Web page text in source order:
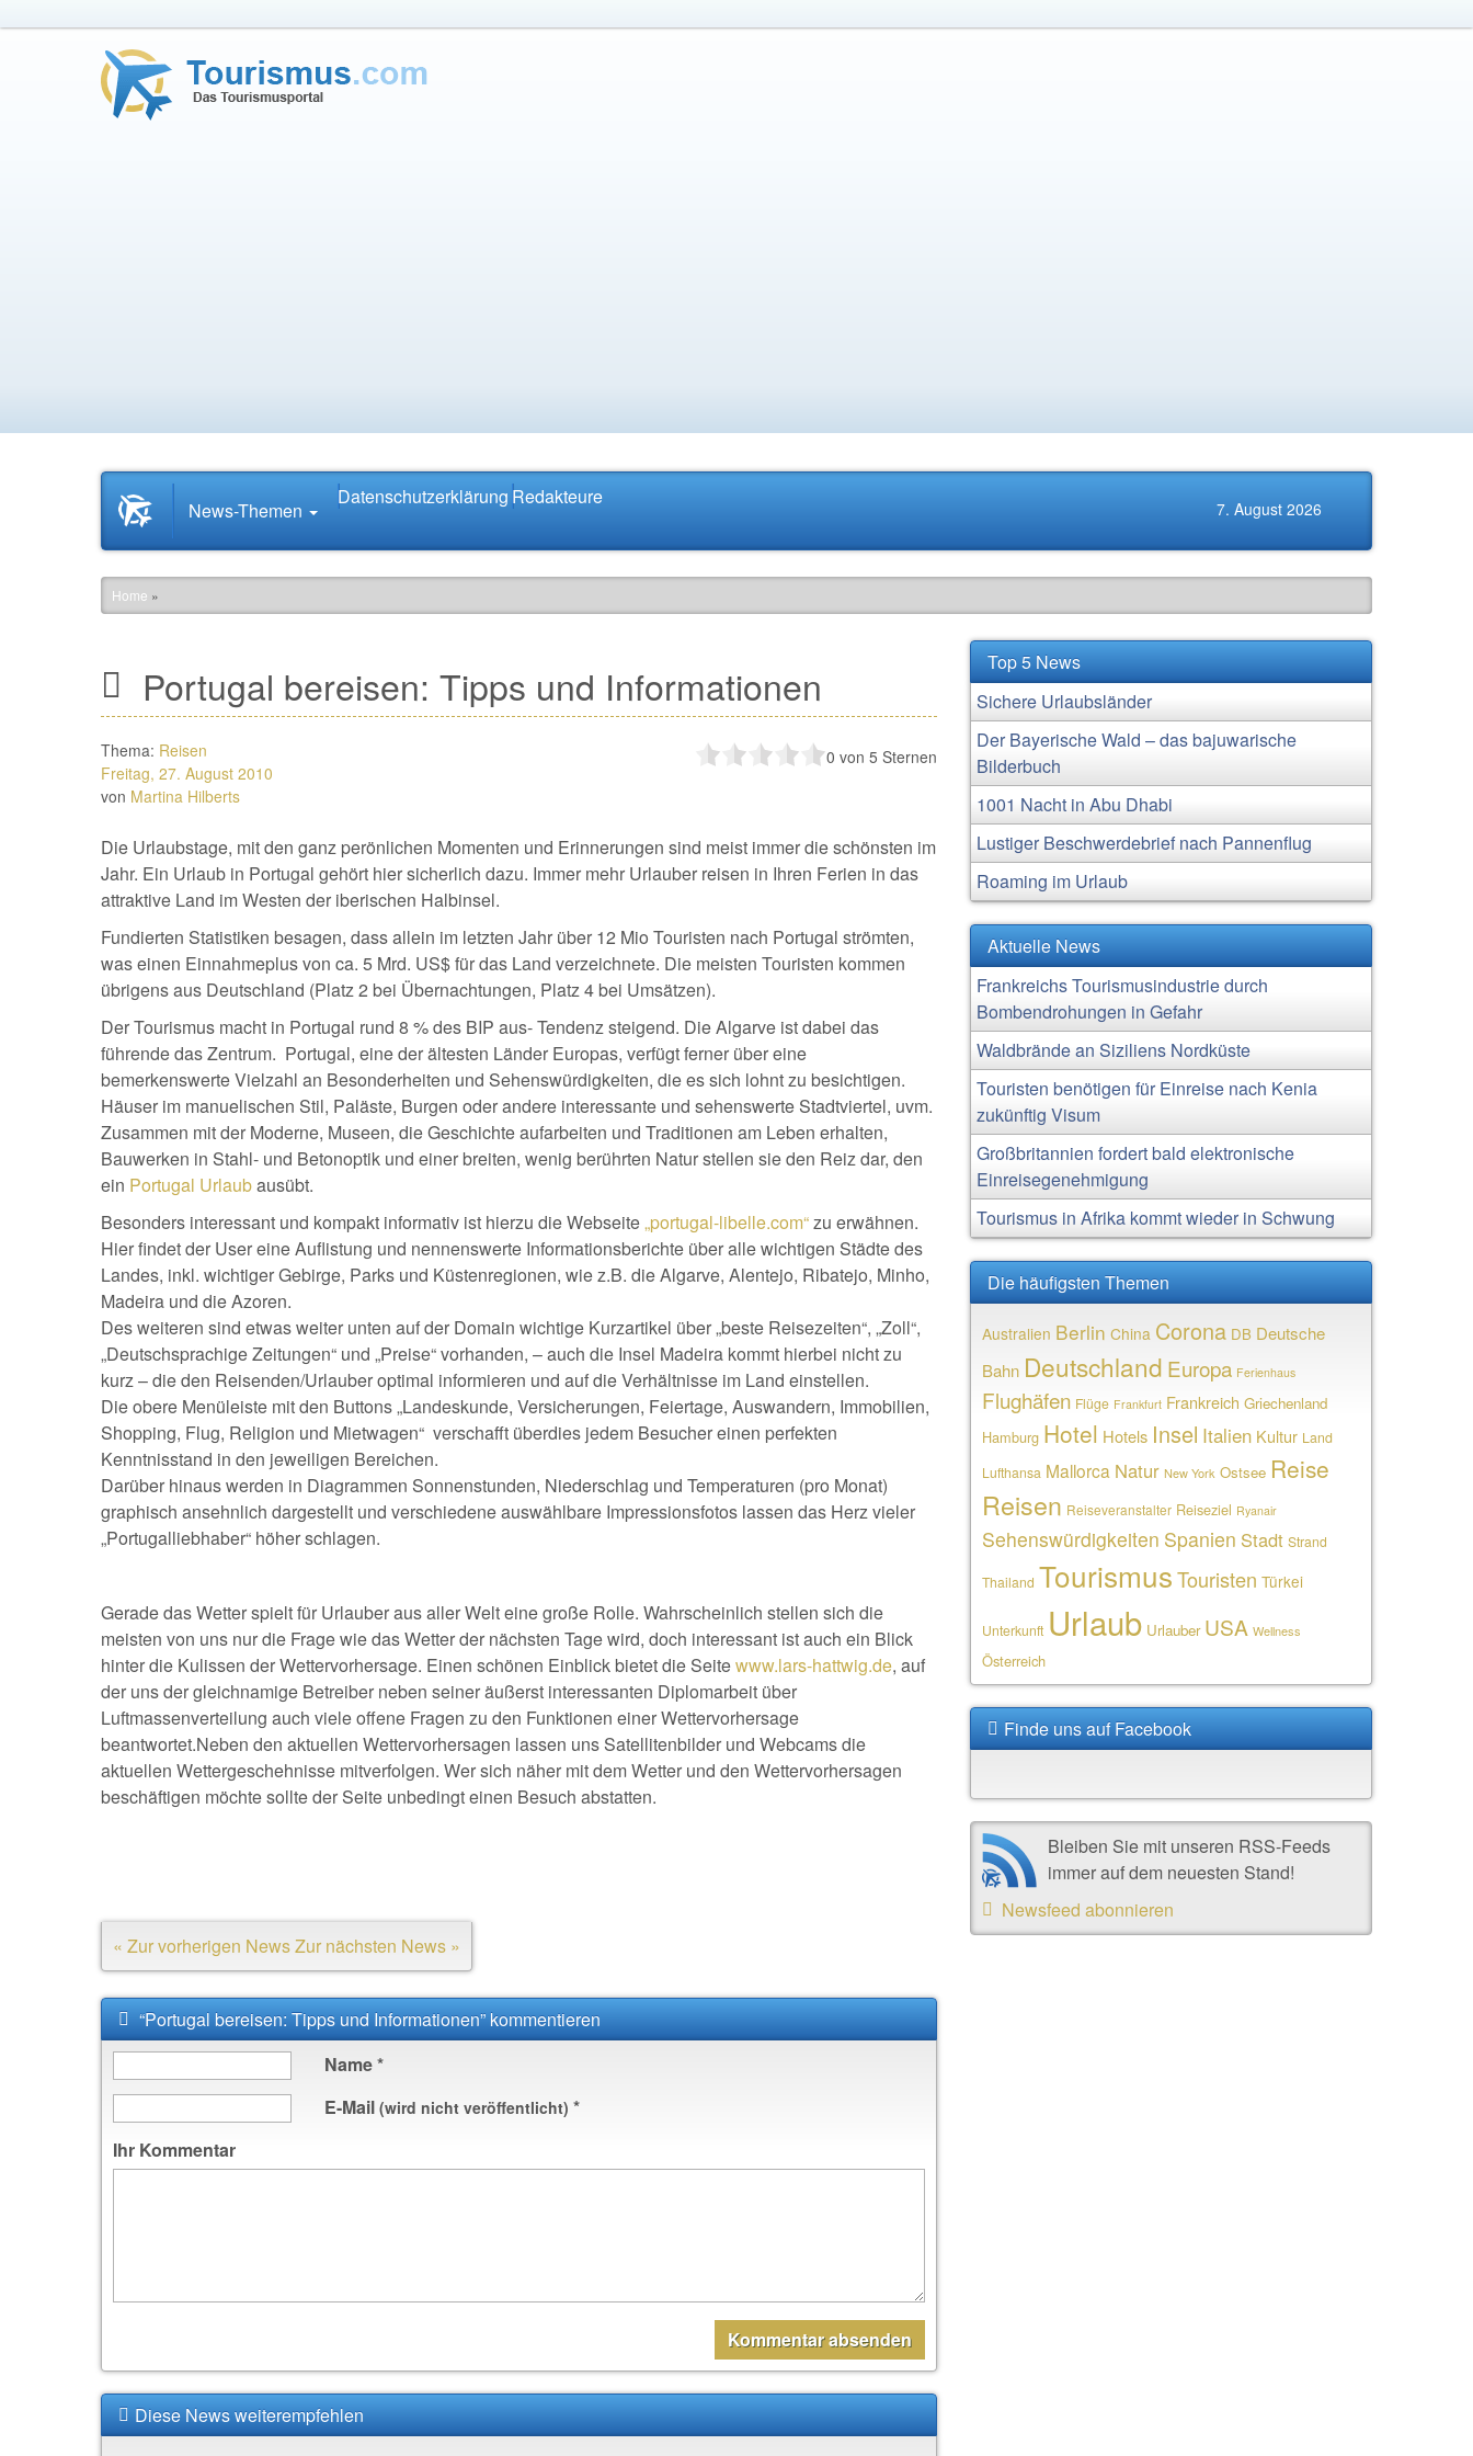
Startseite
News.Tourismus.com
News-Themen
Datenschutzerklärung Redakteure 7. August 2026
Home »
Portugal bereisen: Tipps und Informationen
Thema: Reisen
Freitag, 27. August 2010
von Martina Hilberts
0 von 5 Sternen
Die Urlaubstage, mit den ganz perönlichen Momenten und Erinnerungen sind meist immer die schönsten im
Jahr. Ein Urlaub in Portugal gehört hier sicherlich dazu. Immer mehr Urlauber reisen in Ihren Ferien in das
attraktive Land im Westen der iberischen Halbinsel.
Fundierten Statistiken besagen, dass allein im letzten Jahr über 12 Mio Touristen nach Portugal strömten,
was einen Einnahmeplus von ca. 5 Mrd. US$ für das Land verzeichnete. Die meisten Touristen kommen
übrigens aus Deutschland (Platz 2 bei Übernachtungen, Platz 4 bei Umsätzen).
Der Tourismus macht in Portugal rund 8 % des BIP aus- Tendenz steigend. Die Algarve ist dabei das
führende das Zentrum. Portugal, eine der ältesten Länder Europas, verfügt ferner über eine
bemerkenswerte Vielzahl an Besonderheiten und Sehenswürdigkeiten, die es sich lohnt zu besichtigen.
Häuser im manuelischen Stil, Paläste, Burgen oder andere interessante und sehenswerte Stadtviertel, uvm.
Zusammen mit der Moderne, Museen, die Geschichte aufarbeiten und Traditionen am Leben erhalten,
Bauwerken in Stahl- und Betonoptik und einer breiten, wenig berührten Natur stellen sie den Reiz dar, den
ein Portugal Urlaubausübt.
Besonders interessant und kompakt informativ ist hierzu die Webseite„portugal-libelle.com“zu erwähnen.
Hier findet der User eine Auflistung und nennenswerte Informationsberichte über alle wichtigen Städte des
Landes, inkl. wichtiger Gebirge, Parks und Küstenregionen, wie z.B. die Algarve, Alentejo, Ribatejo, Minho,
Madeira und die Azoren.
Des weiteren sind etwas weiter unten auf der Domain wichtige Kurzartikel über „beste Reisezeiten“, „Zoll“,
„Deutschsprachige Zeitungen“ und „Preise“ vorhanden, – auch die Insel Madeira kommt hierbei nicht zu
kurz – die den Reisenden/Urlauber optimal informieren und auf die Verhältnisse im Land einstellen.
Die obere Menüleiste mit den Buttons „Landeskunde, Versicherungen, Feiertage, Auswandern, Immobilien,
Shopping, Flug, Religion und Mietwagen“ verschafft überdies jedem Besucher einen perfekten
Kenntnisstand in den jeweiligen Bereichen.
Darüber hinaus werden in Diagrammen Sonnenstunden, Niederschlag und Temperaturen (pro Monat)
graphisch ansehnlich dargestellt und verschiedene auswählbare Impressionsfotos lassen das Herz vieler
„Portugalliebhaber“ höher schlagen.
Gerade das Wetter spielt für Urlauber aus aller Welt eine große Rolle. Wahrscheinlich stellen sich die
meisten von uns nur die Frage wie das Wetter der nächsten Tage wird, doch interessant ist auch ein Blick
hinter die Kulissen der Wettervorhersage. Einen schönen Einblick bietet die Seitewww.lars-hattwig.de, auf
der uns der gleichnamige Betreiber neben seiner äußerst interessanten Diplomarbeit über
Luftmassenverteilung auch viele offene Fragen zu den Funktionen einer Wettervorhersage
beantwortet.Neben den aktuellen Wettervorhersagen lassen uns Satellitenbilder und Webcams die
aktuellen Wettergeschehnisse mitverfolgen. Wer sich näher mit dem Wetter und den Wettervorhersagen
beschäftigen möchte sollte der Seite unbedingt einen Besuch abstatten.
« Zur vorherigen NewsZur nächsten News »
“Portugal bereisen: Tipps und Informationen” kommentieren
Name*
E-Mail (wird nicht veröffentlicht) *
Ihr Kommentar
Diese News weiterempfehlen
Top 5 News
Sichere Urlaubsländer
Der Bayerische Wald – das bajuwarische
Bilderbuch
1001 Nacht in Abu Dhabi
Lustiger Beschwerdebrief nach Pannenflug
Roaming im Urlaub
Aktuelle News
Frankreichs Tourismusindustrie durch
Bombendrohungen in Gefahr
Waldbrände an Siziliens Nordküste
Touristen benötigen für Einreise nach Kenia
zukünftig Visum
Großbritannien fordert bald elektronische
Einreisegenehmigung
Tourismus in Afrika kommt wieder in Schwung
Die häufigsten Themen
Australien Berlin China Corona DB Deutsche
Bahn Deutschland Europa Ferienhaus
Flughäfen Flüge Frankfurt Frankreich Griechenland
Hamburg Hotel Hotels Insel Italien Kultur Land
Lufthansa Mallorca Natur New York Ostsee Reise
Reisen Reiseveranstalter Reiseziel Ryanair
Sehenswürdigkeiten Spanien Stadt Strand
Thailand Tourismus Touristen Türkei
Unterkunft Urlaub Urlauber USA Wellness
Österreich
Finde uns auf Facebook
Bleiben Sie mit unseren RSS-Feeds
immer auf dem neuesten Stand!
Newsfeed abonnieren